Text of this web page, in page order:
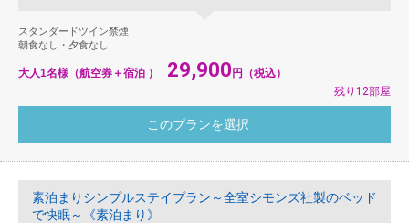
スタンダードツイン禁煙
朝食なし・夕食なし
大人1名様（航空券＋宿泊 ） 29,900円（税込）
残り12部屋
素泊まりシンプルステイプラン～全室シモンズ社製のベッド
で快眠～《素泊まり》